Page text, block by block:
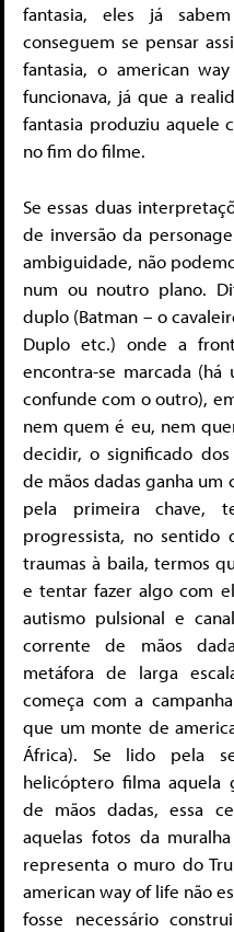
fantasia, eles já
conseguem se pensar
fantasia, o american
funcionava, já que a
fantasia produziu aquele
no fim do filme.
Se essas duas
de inversão da
ambiguidade, não
num ou noutro plano.
duplo (Batman – o
Duplo etc.) onde a
encontra-se marcada
confunde com o outro),
nem quem é eu, nem
decidir, o significado dos
de mãos dadas ganha
pela primeira chave,
progressista, no sentido
traumas à baila, termos
e tentar fazer algo com
autismo pulsional e
corrente de mãos
metáfora de larga
começa com a
que um monte de
África). Se lido pela
helicóptero filma aquela
de mãos dadas, essa
aquelas fotos da
representa o muro do
american way of life não
fosse necessário